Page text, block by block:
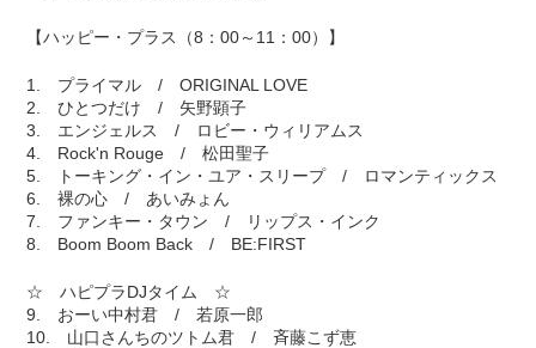
【ハッピー・プラス（8：00～11：00）】
1. プライマル / ORIGINAL LOVE
2. ひとつだけ / 矢野顕子
3. エンジェルス / ロビー・ウィリアムス
4. Rock'n Rouge / 松田聖子
5. トーキング・イン・ユア・スリープ / ロマンティックス
6. 裸の心 / あいみょん
7. ファンキー・タウン / リップス・インク
8. Boom Boom Back / BE:FIRST
☆ ハピプラDJタイム ☆
9. おーい中村君 / 若原一郎
10. 山口さんちのツトム君 / 斉藤こず恵